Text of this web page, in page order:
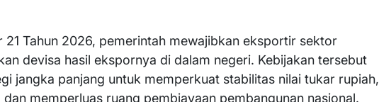
21 Tahun 2026, pemerintah mewajibkan eksportir sektor
devisa hasil ekspornya di dalam negeri. Kebijakan tersebut
jangka panjang untuk memperkuat stabilitas nilai tukar rupiah,
memperluas ruang pembiayaan pembangunan nasional.